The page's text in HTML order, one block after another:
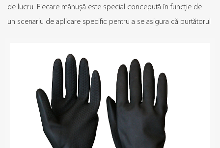
de lucru. Fiecare mănușă este special concepută în funcție de
un scenariu de aplicare specific pentru a se asigura că purtătorul
protectie chimica, lucrari antielectrice, sau nevoi speciale
precum antigel si impermeabilizare, manusile cu functii speciale
pot oferi protectie precisa si asigura siguranta muncii. Pentru a
îmbunătăți flexibilitatea și confortul utilizării, designul mănușilor
cu funcții speciale acordă atenție și optimizării detaliilor. Fiecare
mănușă este proiectată ergonomic pentru a se asigura că se